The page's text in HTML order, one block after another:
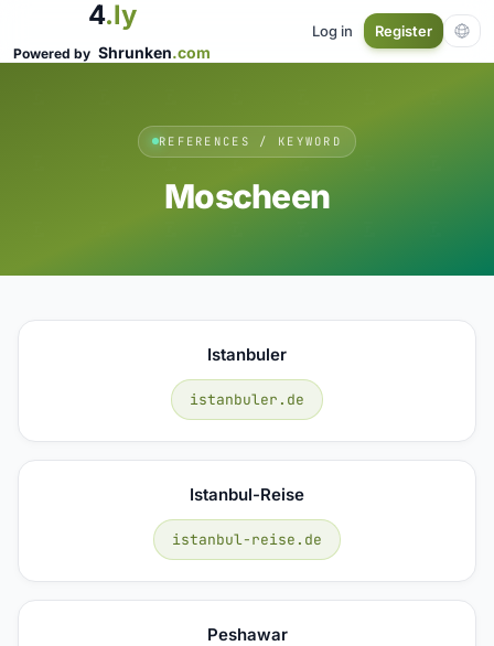
4.ly
Powered by Shrunken.com
Log in Register
REFERENCES / KEYWORD
Moscheen
Istanbuler
istanbuler.de
Istanbul-Reise
istanbul-reise.de
Peshawar